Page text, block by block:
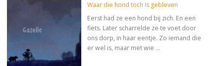
Waar die hond toch is gebleven
Eerst had ze een hond bij zich. En een
fiets. Later scharrelde ze te voet door
ons dorp, in haar eentje. Zo iemand die
er wel is, maar met wie …